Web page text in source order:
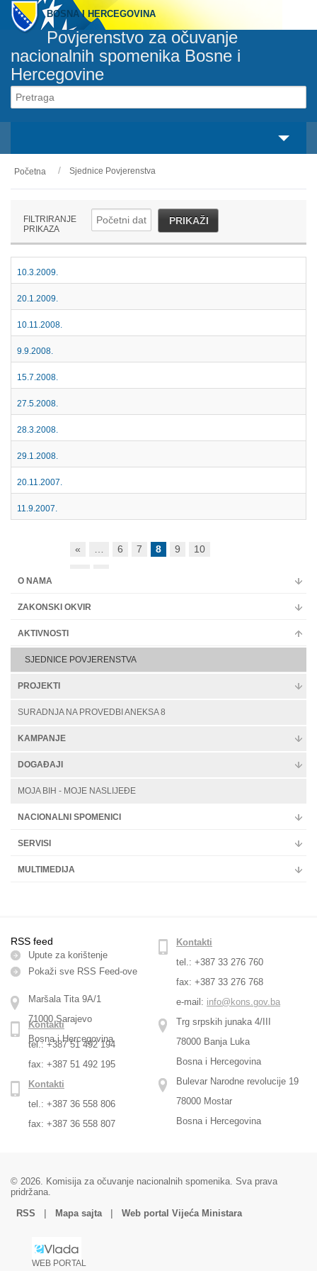
BOSNA I HERCEGOVINA
Povjerenstvo za očuvanje
nacionalnih spomenika Bosne i
Hercegovine
O nama
Nacionalni spomenici
Servisi
Početna Sjednice Povjerenstva
FILTRIRANJE
PRIKAZA
PRIKAŽI
10.3.2009.
20.1.2009.
10.11.2008.
9.9.2008.
15.7.2008.
27.5.2008.
28.3.2008.
29.1.2008.
20.11.2007.
11.9.2007.
« 6 7 8 9
10
O NAMA
ZAKONSKI OKVIR
AKTIVNOSTI
SJEDNICE POVJERENSTVA
PROJEKTI
SURADNJA NA PROVEDBI ANEKSA 8
KAMPANJE
DOGAĐAJI
MOJA BIH - MOJE NASLIJEĐE
NACIONALNI SPOMENICI
SERVISI
MULTIMEDIJA
RSS feed
Upute za korištenje
Pokaži sve RSS Feed-оve
Maršala Tita 9A/1
71000 Sarajevo
Bosna i Hercegovina
Kontakti
tel.: +387 33 276 760
fax: +387 33 276 768
e-mail: info@kons.gov.ba
Trg srpskih junaka 4/III
78000 Banja Luka
Bosna i Hercegovina
Kontakti
tel.: +387 51 492 194
fax: +387 51 492 195
Bulevar Narodne revolucije 19
78000 Mostar
Bosna i Hercegovina
Kontakti
tel.: +387 36 558 806
fax: +387 36 558 807
© 2026. Komisija za očuvanje nacionalnih spomenika. Sva prava
pridržana.
RSS
| Mapa sajta | Web portal Vijeća Ministara
WEB PORTAL